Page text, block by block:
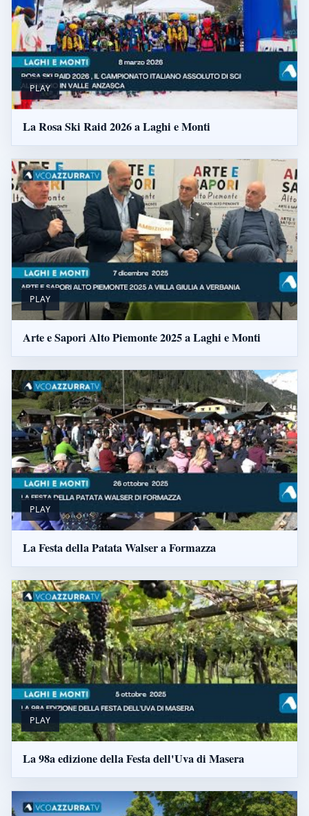
PLAY
La Rosa Ski Raid 2026 a Laghi e Monti
PLAY
Arte e Sapori Alto Piemonte 2025 a Laghi e Monti
PLAY
La Festa della Patata Walser a Formazza
PLAY
La 98a edizione della Festa dell'Uva di Masera